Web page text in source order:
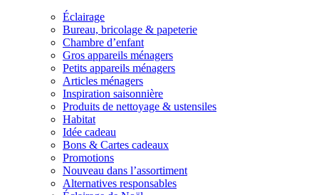
Éclairage
Bureau, bricolage & papeterie
Chambre d’enfant
Gros appareils ménagers
Petits appareils ménagers
Articles ménagers
Inspiration saisonnière
Produits de nettoyage & ustensiles
Habitat
Idée cadeau
Bons & Cartes cadeaux
Promotions
Nouveau dans l’assortiment
Alternatives responsables